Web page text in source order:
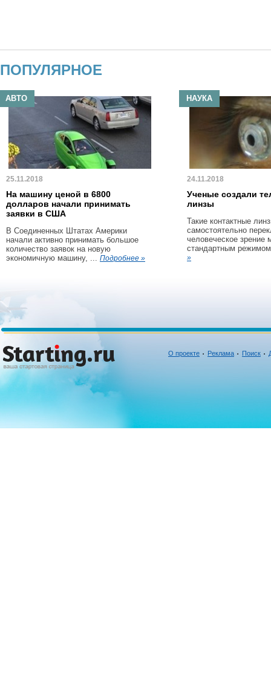
ПОПУЛЯРНОЕ
АВТО
25.11.2018
На машину ценой в 6800
долларов начали принимать
заявки в США
В Соединенных Штатах Америки
начали активно принимать большое
количество заявок на новую
экономичную машину, ... Подробнее »
НАУКА
24.11.2018
Ученые создали
линзы
Такие контактные
самостоятельно
человеческое зрение
стандартным
»
О проекте Реклама Поиск